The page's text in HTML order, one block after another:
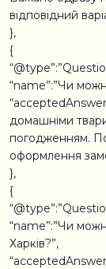
відповідний
},
{
“name”:”Чи
домашніми
погодженням.
оформлення
},
{
“name”:”Чи
Харків?”,